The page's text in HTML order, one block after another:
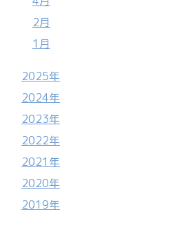
2月
1月
2025年
2024年
2023年
2022年
2021年
2020年
2019年